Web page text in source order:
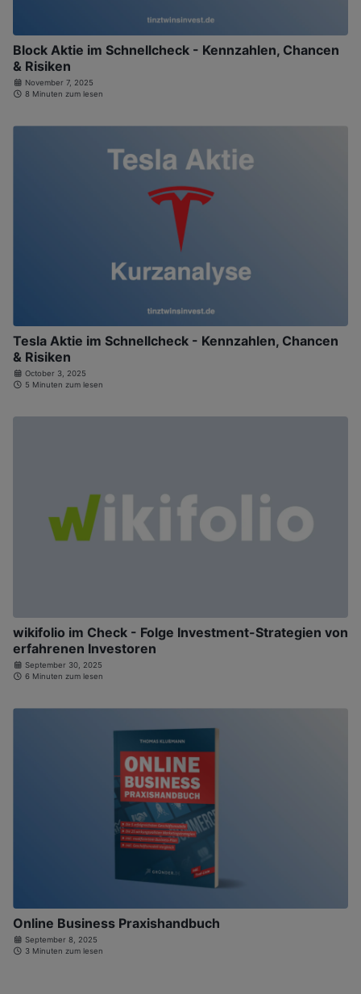
Block Aktie im Schnellcheck - Kennzahlen, Chancen
& Risiken
November 7, 2025
8 Minuten zum lesen
Tesla Aktie im Schnellcheck - Kennzahlen, Chancen
& Risiken
October 3, 2025
5 Minuten zum lesen
wikifolio im Check - Folge Investment-Strategien von
erfahrenen Investoren
September 30, 2025
6 Minuten zum lesen
Online Business Praxishandbuch
September 8, 2025
3 Minuten zum lesen